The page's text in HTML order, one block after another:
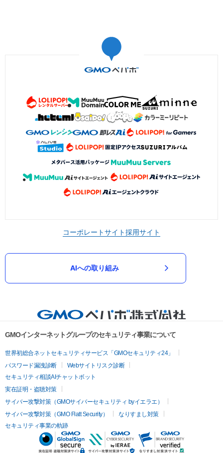
コーポレートサイト採用サイト
AIへの取り組み
GMOインターネットグループのセキュリティ事業について
世界初総合ネットセキュリティサービス「GMOセキュリティ24」
パスワード漏洩診断
Webサイトリスク診断
セキュリティ相談AIチャットボット
実在証明・盗聴対策
サイバー攻撃対策（GMOサイバーセキュリティ byイエラエ）
サイバー攻撃対策（GMO Flatt Security）
なりすまし対策
セキュリティ事業の軌跡